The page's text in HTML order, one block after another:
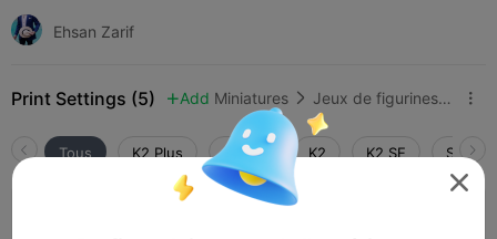
Ehsan Zarif
Print Settings (5)  Add Miniatures  Jeux de figurines et accessoires 
Tous K2 Plus K2 Pro K2 K2 SE
